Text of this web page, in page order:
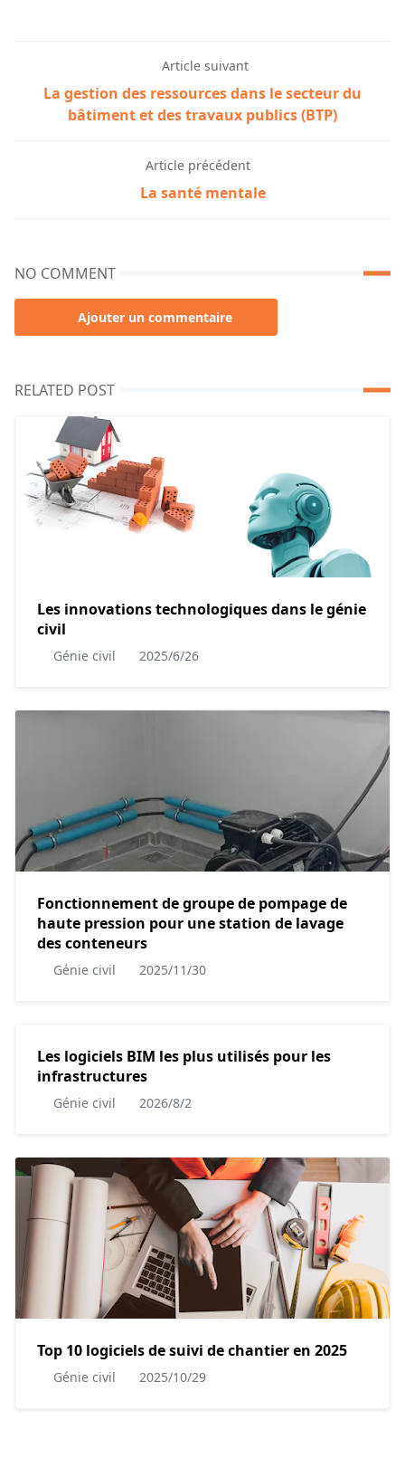
Article suivant
La gestion des ressources dans le secteur du
bâtiment et des travaux publics (BTP)
Article précédent
La santé mentale
NO COMMENT
Ajouter un commentaire
RELATED POST
Les innovations technologiques dans le génie
civil
Génie civil 2025/6/26
Fonctionnement de groupe de pompage de
haute pression pour une station de lavage
des conteneurs
Génie civil 2025/11/30
Les logiciels BIM les plus utilisés pour les
infrastructures
Génie civil 2026/8/2
Top 10 logiciels de suivi de chantier en 2025
Génie civil 2025/10/29